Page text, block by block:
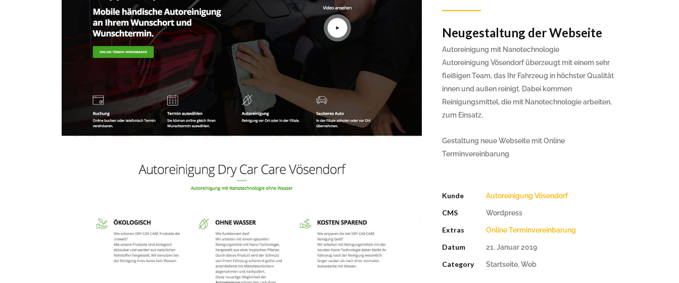
Wels im Bild
Planet first
Davinci Restaurant Wels
Absolut Bar Restaurant
Alpine & Adriatic Golfsafari
Glasfolierung
Uhrmann Gasgerätetechnik
Malerei Farbenwerk
+Plusleasing 2019
Ingenieurbüro Fiedler
Autoreinigung Vösendorf
Berliner Seilfabrik Ring Austria
Nina Zappl Trainings
WINTEX Motorradbekleidung
Planet first
Davinci Restaurant Wels
Absolut Bar Restaurant
Alpine & Adriatic Golfsafari
Lenzing-Stiftung
Aha! A/V-Systemintegration
Uhrmann Gasgerätetechnik
Malerei Farbenwerk
+Plusleasing 2019
KFZ Hofmair
Autoreinigung Vösendorf
Berliner Seilfabrik Ring Austria
Nina Zappl Trainings
Neugestaltung der Webseite
Autoreinigung mit Nanotechnologie
Autoreinigung Vösendorf überzeugt mit einem sehr
fleißigen Team, das Ihr Fahrzeug in höchster Qualität
innen und außen reinigt. Dabei kommen
Reinigungsmittel, die mit Nanotechnologie arbeiten,
zum Einsatz.
Gestaltung neue Webseite mit Online
Terminvereinbarung
Kunde Autoreinigung Vösendorf
CMS Wordpress
Extras Online Terminvereinbarung
Datum 21. Januar 2019
Category Startseite, Web